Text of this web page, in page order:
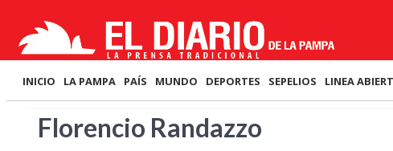
INICIO LA PAMPA PAÍS MUNDO DEPORTES SEPELIOS LINEA
Florencio Randazzo